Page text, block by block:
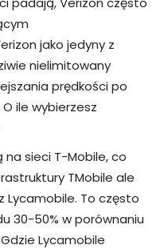
jako jedyny z
nielimitowany
prędkości po
ile wybierzesz
na sieci T-Mobile, co
TMobile ale
Lycamobile. To często
30-50% w porównaniu
Lycamobile